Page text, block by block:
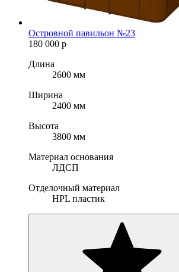
Островной павильон №23
180 000 р
Длина
2600 мм
Ширина
2400 мм
Высота
3800 мм
Материал основания
ЛДСП
Отделочный материал
HPL пластик